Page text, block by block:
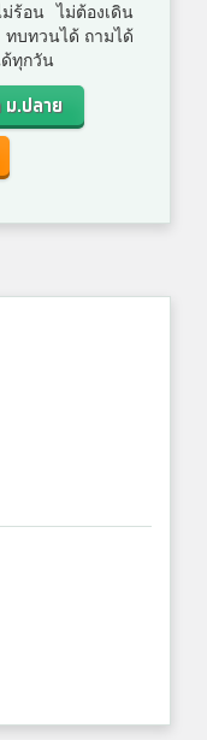
ร้อน ไม่ต้องเดิน
ทบทวนได้ ถามได้
ด้ทุกวัน
.ปลาย